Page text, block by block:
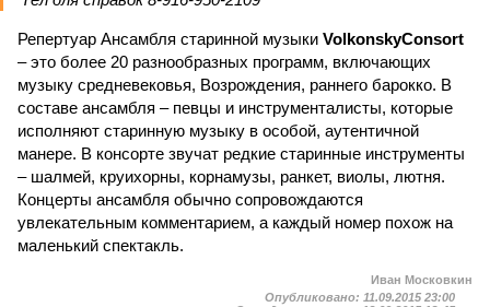
Репертуар Ансамбля старинной музыки VolkonskyConsort
– это более 20 разнообразных программ, включающих
музыку средневековья, Возрождения, раннего барокко. В
составе ансамбля – певцы и инструменталисты, которые
исполняют старинную музыку в особой, аутентичной
манере. В консорте звучат редкие старинные инструменты
– шалмей, круихорны, корнамузы, ранкет, виолы, лютня.
Концерты ансамбля обычно сопровождаются
увлекательным комментарием, а каждый номер похож на
маленький спектакль.
Иван Московкин
Опубликовано: 11.09.2015 23:00